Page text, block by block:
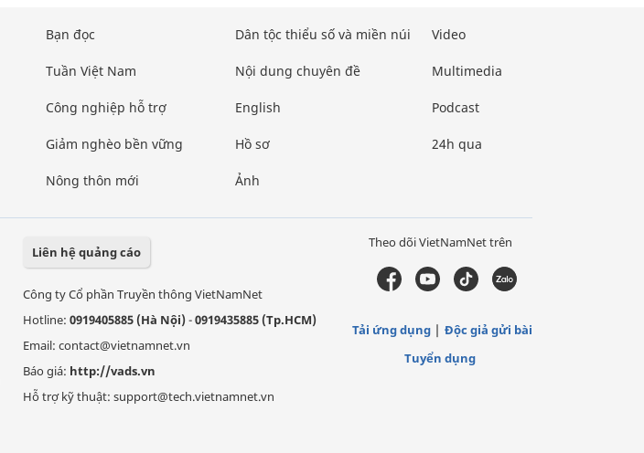
Bạn đọc
Tuần Việt Nam
Công nghiệp hỗ trợ
Giảm nghèo bền vững
Nông thôn mới
Dân tộc thiểu số và miền núi
Nội dung chuyên đề
English
Hồ sơ
Ảnh
Video
Multimedia
Podcast
24h qua
Liên hệ quảng cáo
Công ty Cổ phần Truyền thông VietNamNet
Hotline: 0919405885 (Hà Nội)-0919435885 (Tp.HCM)
Email: contact@vietnamnet.vn
Báo giá: http://vads.vn
Hỗ trợ kỹ thuật: support@tech.vietnamnet.vn
Theo dõi VietNamNet trên
Tải ứng dụng
Độc giả gửi bài
Tuyển dụng